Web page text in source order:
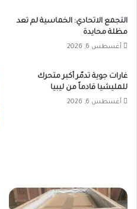
التجمع الاتحادي: الخماسية لم تعد
مظلة محايدة
أغسطس 6, 2026
غارات جوية تدمّر أكبر متحرك
للمليشيا قادماً من ليبيا
أغسطس 6, 2026